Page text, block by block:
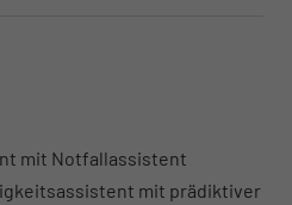
mit Notfallassistent
mit prädiktiver